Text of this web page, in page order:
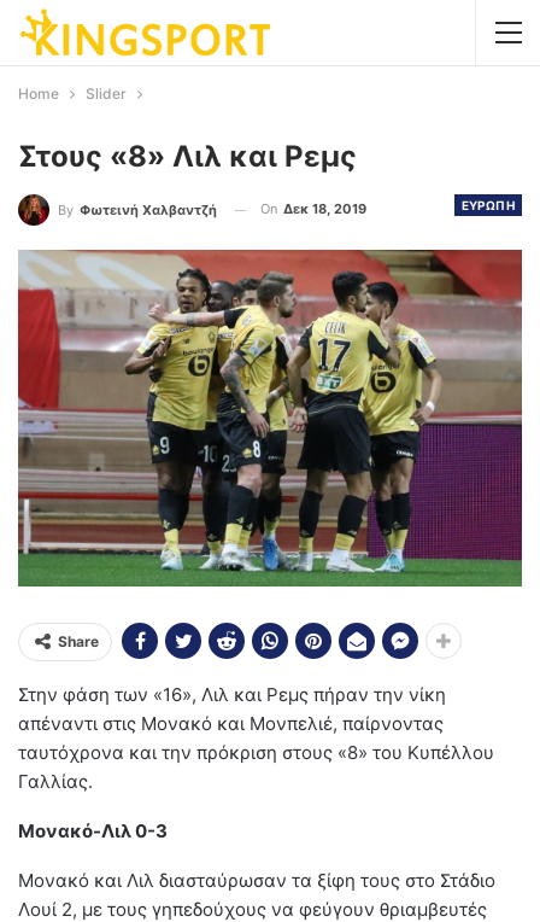
Home Slider
Στους «8» Λιλ και Ρεμς
ΕΥΡΩΠΗ
By Φωτεινή Χαλβαντζή On Δεκ 18, 2019
Share
Στην φάση των «16», Λιλ και Ρεμς πήραν την νίκη
απέναντι στις Μονακό και Μονπελιέ, παίρνοντας
ταυτόχρονα και την πρόκριση στους «8» του Κυπέλλου
Γαλλίας.
Μονακό-Λιλ 0-3
Μονακό και Λιλ διασταύρωσαν τα ξίφη τους στο Στάδιο
Λουί 2, με τους γηπεδούχους να φεύγουν θριαμβευτές